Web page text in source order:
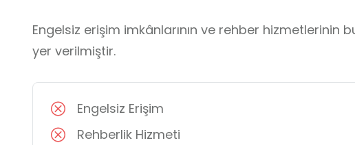
Engelsiz erişim imkânlarının ve rehber hizmetlerinin
yer verilmiştir.
Engelsiz Erişim
Rehberlik Hizmeti